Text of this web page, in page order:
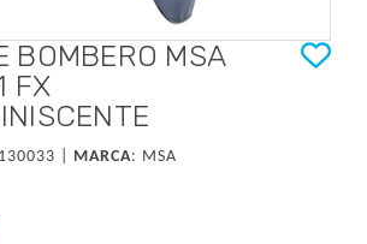
BOMBERO MSA
FX
| MARCA: MSA